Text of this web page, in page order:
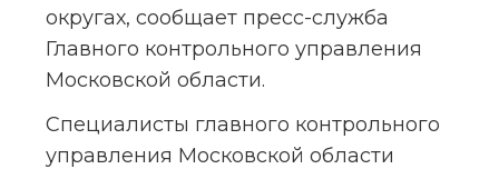
округах, сообщает пресс-служба
Главного контрольного управления
Московской области.
Специалисты главного контрольного
управления Московской области